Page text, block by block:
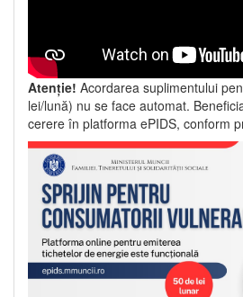
Atenție! Acordarea suplimentului
lei/lună) nu se face automat.
cerere în platforma ePIDS, conform